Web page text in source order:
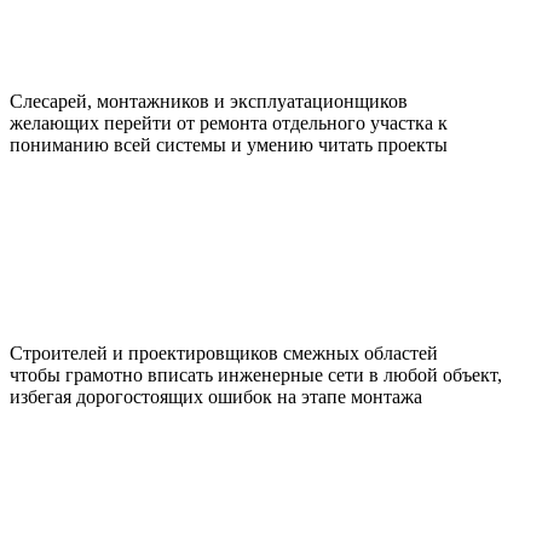
Слесарей, монтажников и эксплуатационщиков
желающих перейти от ремонта отдельного участка к
пониманию всей системы и умению читать проекты
Строителей и проектировщиков смежных областей
чтобы грамотно вписать инженерные сети в любой объект,
избегая дорогостоящих ошибок на этапе монтажа